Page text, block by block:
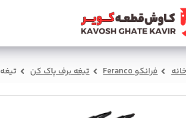
اصلی
سبد خرید درباره ما تماس با ما
خانه فرانکو Feranco تیغه برف پاک کن تيغه206 – فرانکو